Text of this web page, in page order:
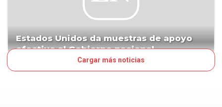
Estados Unidos da muestras de apoyo
efectivo al Gobierno nacional
Cargar más noticias